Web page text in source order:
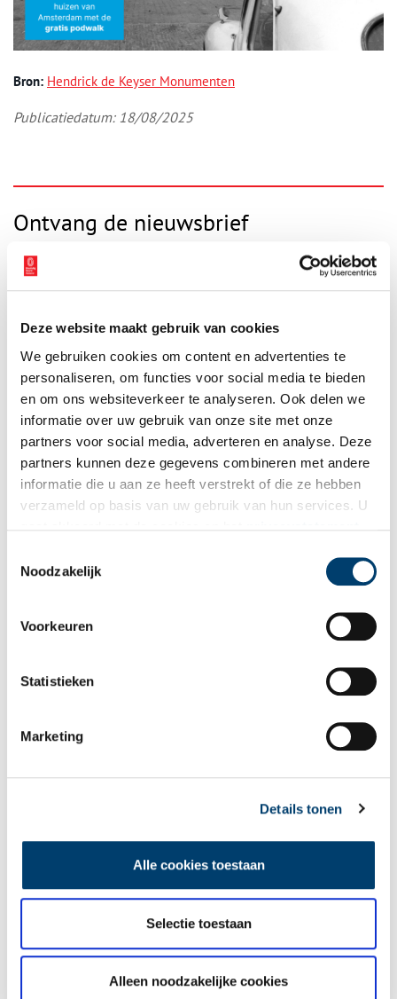
Deze website maakt gebruik van cookies
We gebruiken cookies om content en advertenties te
personaliseren, om functies voor social media te bieden
en om ons websiteverkeer te analyseren. Ook delen we
informatie over uw gebruik van onze site met onze
partners voor social media, adverteren en analyse. Deze
partners kunnen deze gegevens combineren met andere
informatie die u aan ze heeft verstrekt of die ze hebben
verzameld op basis van uw gebruik van hun services. U
Noodzakelijk
Voorkeuren
Statistieken
Marketing
Details tonen
Alle cookies toestaan
Selectie toestaan
Alleen noodzakelijke cookies
Bron: Hendrick de Keyser Monumenten
Publicatiedatum: 18/08/2025
Ontvang de nieuwsbrief
Wilt u op de hoogte blijven van de mooiste verhalen en het
laatste erfgoednieuws? Schrijf u dan nu in voor onze
wekelijkse nieuwsbrief!
Bij inschrijving gaat u akkoord met onsprivacybeleid.
Aanvullingen
Vul deze informatie aan of geef een reactie.
Vereiste velden zijn gemarkeerd met *. Het e-mailadres wordt niet
Naam*